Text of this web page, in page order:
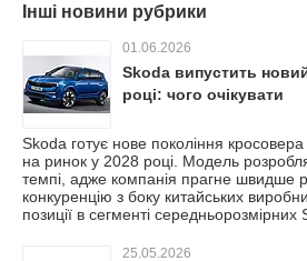
Інші новини рубрики
01.06.2026
Skoda випустить
році: чого очікувати
Skoda готує нове покоління
на ринок у 2028 році. Модель
темпі, адже компанія прагне швидше
конкуренцію з боку китайських
позиції в сегменті середньорозмірних
25.05.2026